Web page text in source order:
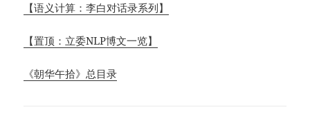
【语义计算：李白对话录系列】
【置顶：立委NLP博文一览】
《朝华午拾》总目录